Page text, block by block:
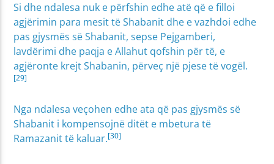
Si dhe ndalesa nuk e përfshin edhe atë që e filloi
agjërimin para mesit të Shabanit dhe e vazhdoi edhe
pas gjysmës së Shabanit, sepse Pejgamberi,
lavdërimi dhe paqja e Allahut qofshin për të, e
agjëronte krejt Shabanin, përveç një pjese të vogël.
[29]
Nga ndalesa veçohen edhe ata që pas gjysmës së
Shabanit i kompensojnë ditët e mbetura të
Ramazanit të kaluar.[30]